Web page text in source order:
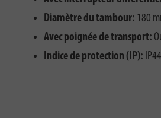
Diamètre du tambour: 180
Avec poignée de transport:
Indice de protection (IP): IP44